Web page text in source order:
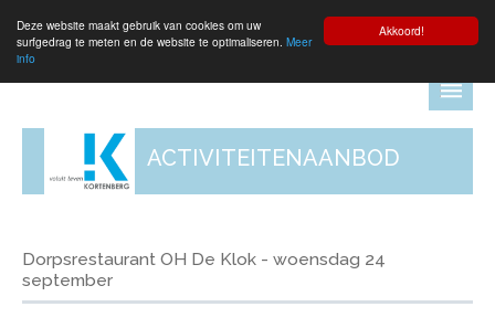
Akkoord!
Deze website maakt gebruik van cookies om uw
surfgedrag te meten en de website te optimaliseren. Meer
info
ACTIVITEITENAANBOD
Dorpsrestaurant OH De Klok - woensdag 24
september